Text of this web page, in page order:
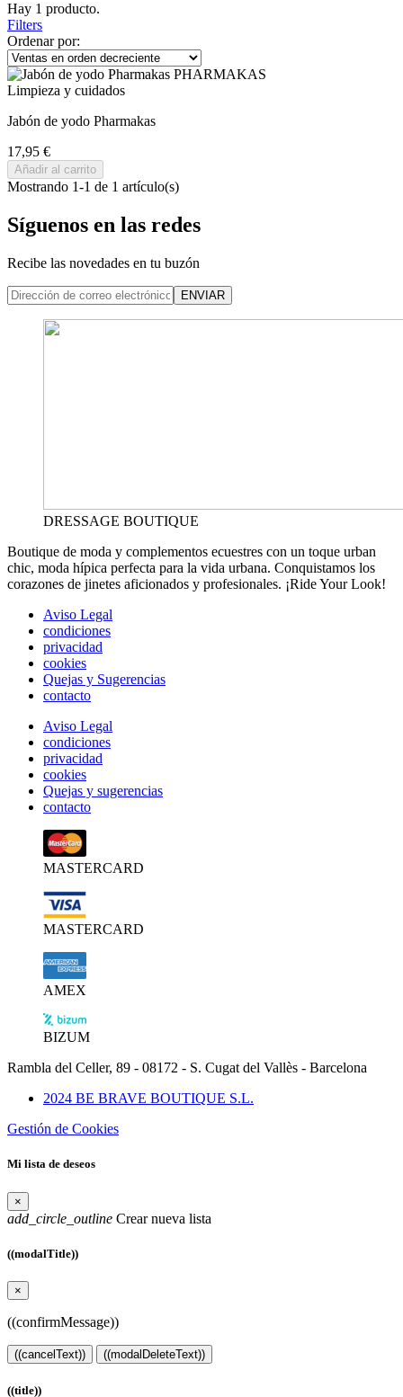
Hay 1 producto.
Filters
Ordenar por:
Limpieza y cuidados
Jabón de yodo Pharmakas
17,95 €
Añadir al carrito
Mostrando 1-1 de 1 artículo(s)
Síguenos en las redes
Recibe las novedades en tu buzón
ENVIAR
DRESSAGE BOUTIQUE
Boutique de moda y complementos ecuestres con un toque urban
chic, moda hípica perfecta para la vida urbana. Conquistamos los
corazones de jinetes aficionados y profesionales. ¡Ride Your Look!
Aviso Legal
condiciones
privacidad
cookies
Quejas y Sugerencias
contacto
Aviso Legal
condiciones
privacidad
cookies
Quejas y sugerencias
contacto
MASTERCARD
MASTERCARD
AMEX
BIZUM
Rambla del Celler, 89 - 08172 - S. Cugat del Vallès - Barcelona
2024 BE BRAVE BOUTIQUE S.L.
Gestión de Cookies
Mi lista de deseos
×
add_circle_outline Crear nueva lista
((modalTitle))
×
((confirmMessage))
((cancelText)) ((modalDeleteText))
((title))